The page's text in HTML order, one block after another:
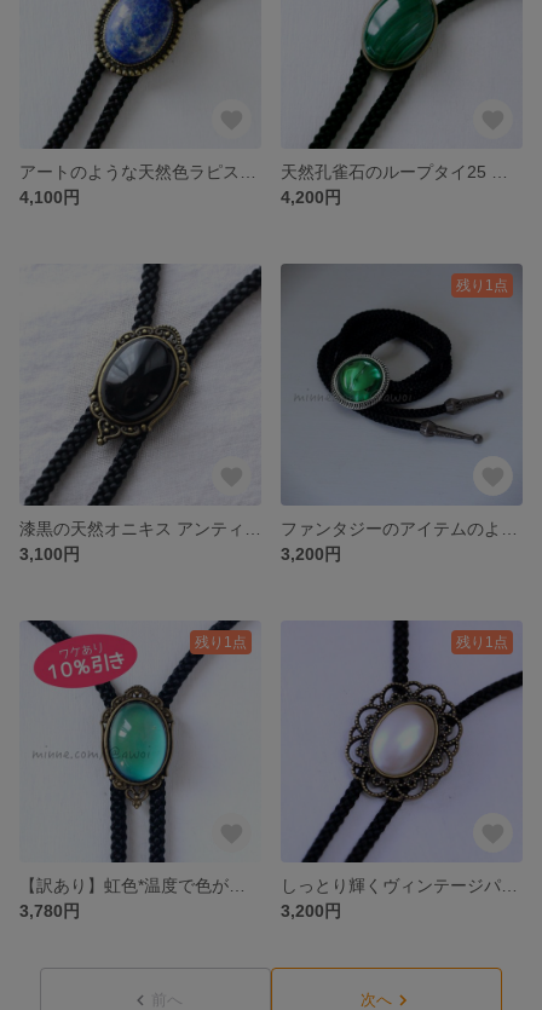
4,100円
4,200円
3,100円
残り1点
3,200円
残り1点
3,780円
残り1点
3,200円
前へ 次へ